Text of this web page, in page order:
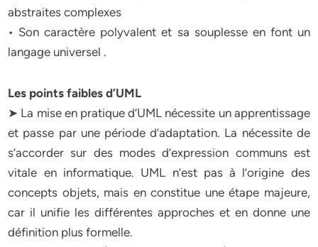
abstraites complexes
• Son caractère polyvalent et sa souplesse en font un
langage universel .
Les points faibles d’UML
➤ La mise en pratique d’UML nécessite un apprentissage
et passe par une période d’adaptation. La nécessite de
s’accorder sur des modes d’expression communs est
vitale en informatique. UML n’est pas à l’origine des
concepts objets, mais en constitue une étape majeure,
car il unifie les différentes approches et en donne une
définition plus formelle.